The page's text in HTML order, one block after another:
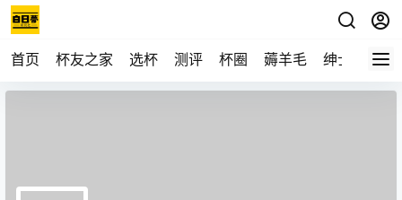
首页 杯友之家 选杯 测评 杯圈 薅羊毛 绅士 视频